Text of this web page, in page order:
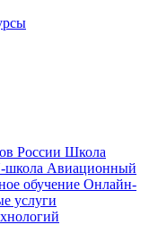
России Школа
Авиационный
обучение Онлайн-
услуги